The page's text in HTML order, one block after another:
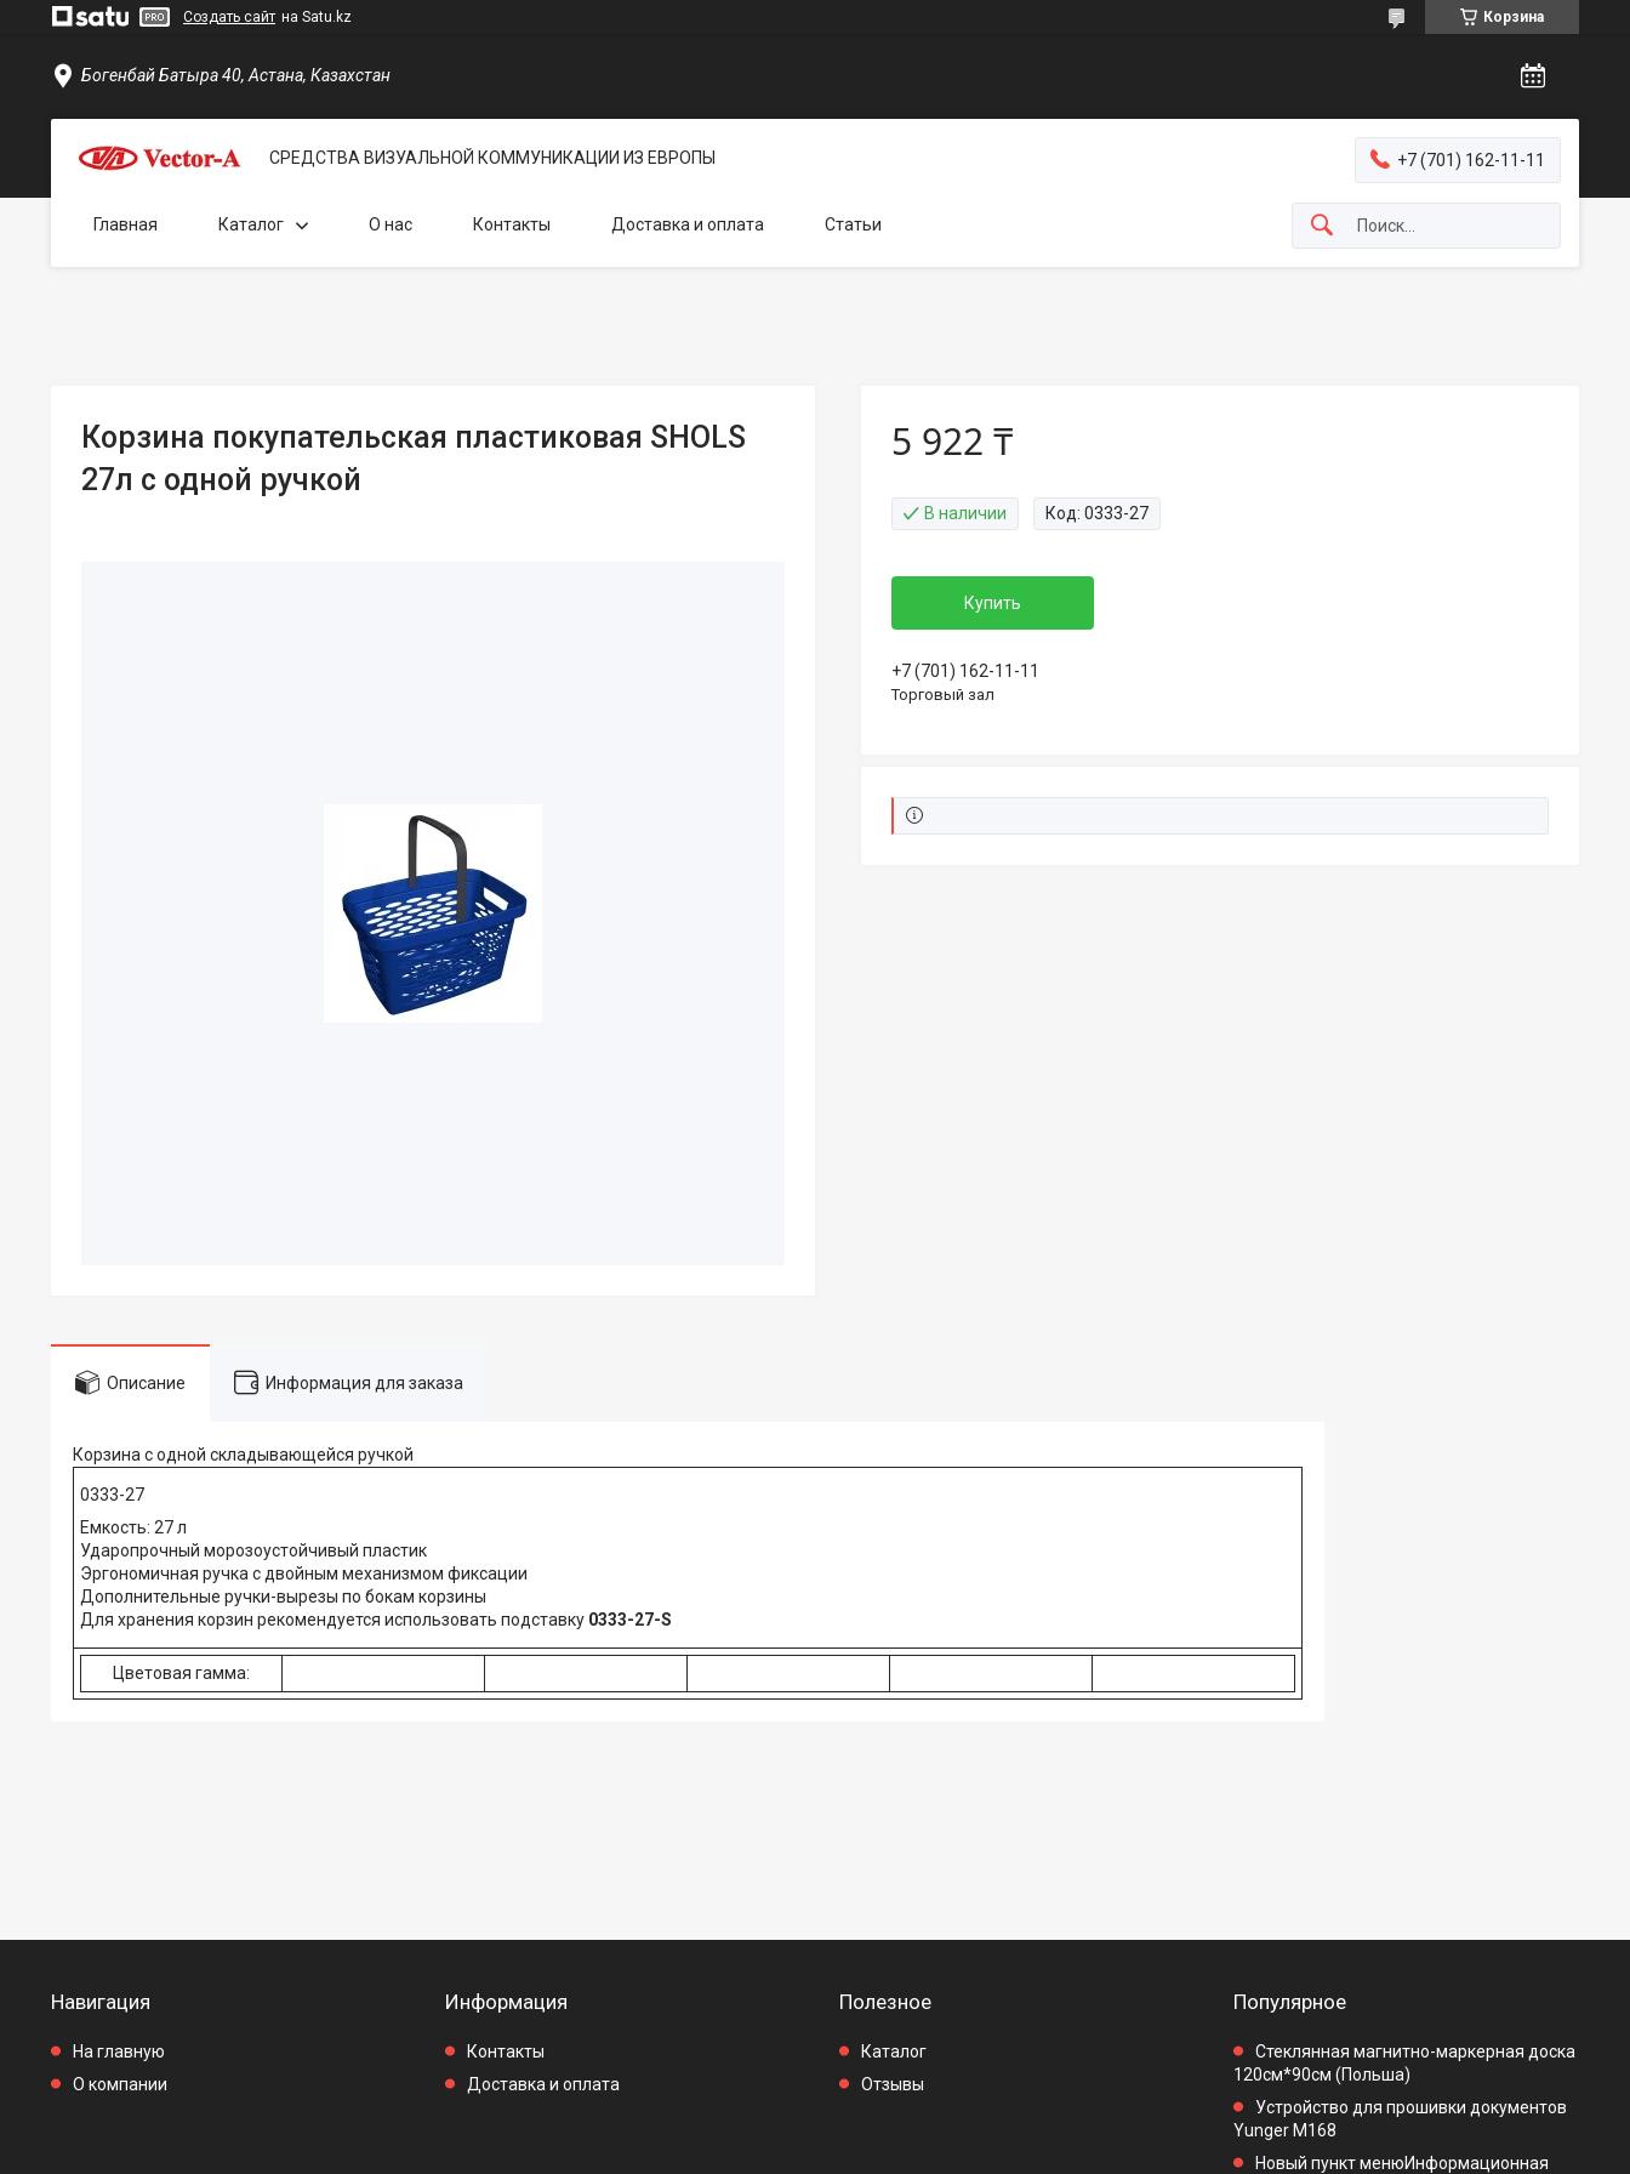
Создать сайт на Satu.kz Корзина
Богенбай Батыра 40, Астана, Казахстан
СРЕДСТВА ВИЗУАЛЬНОЙ КОММУНИКАЦИИ ИЗ ЕВРОПЫ +7 (701) 162-11-11
Главная Каталог О нас Контакты Доставка и оплата Статьи
Корзина покупательская пластиковая SHOLS
27л с одной ручкой
5 922 ₸
В наличии Код: 0333-27
Купить
+7 (701) 162-11-11
Торговый зал
Описание Информация для заказа
Корзина с одной складывающейся ручкой
0333-27
Емкость: 27 л
Ударопрочный морозоустойчивый пластик
Эргономичная ручка с двойным механизмом фиксации
Дополнительные ручки-вырезы по бокам корзины
Для хранения корзин рекомендуется использовать подставку 0333-27-S
Цветовая гамма:
Навигация
На главную
О компании
Информация
Контакты
Доставка и оплата
Полезное
Каталог
Отзывы
Популярное
Стеклянная магнитно-маркерная доска
120см*90см (Польша)
Устройство для прошивки документов
Yunger M168
Новый пункт менюИнформационная